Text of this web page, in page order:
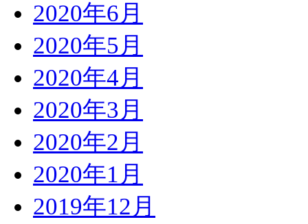
2020年6月
2020年5月
2020年4月
2020年3月
2020年2月
2020年1月
2019年12月